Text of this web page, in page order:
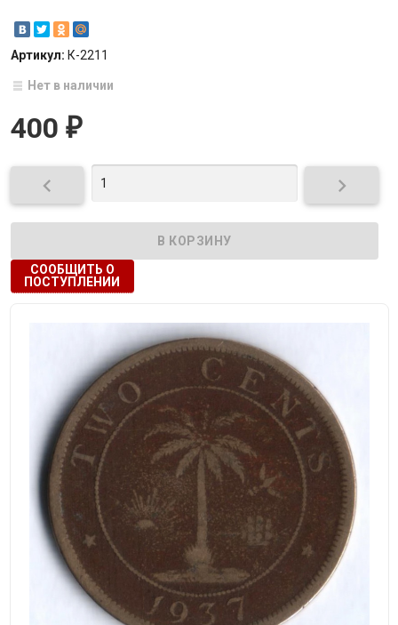
Артикул: К-2211
Нет в наличии
400 ₽
 
СООБЩИТЬ О
ПОСТУПЛЕНИИ